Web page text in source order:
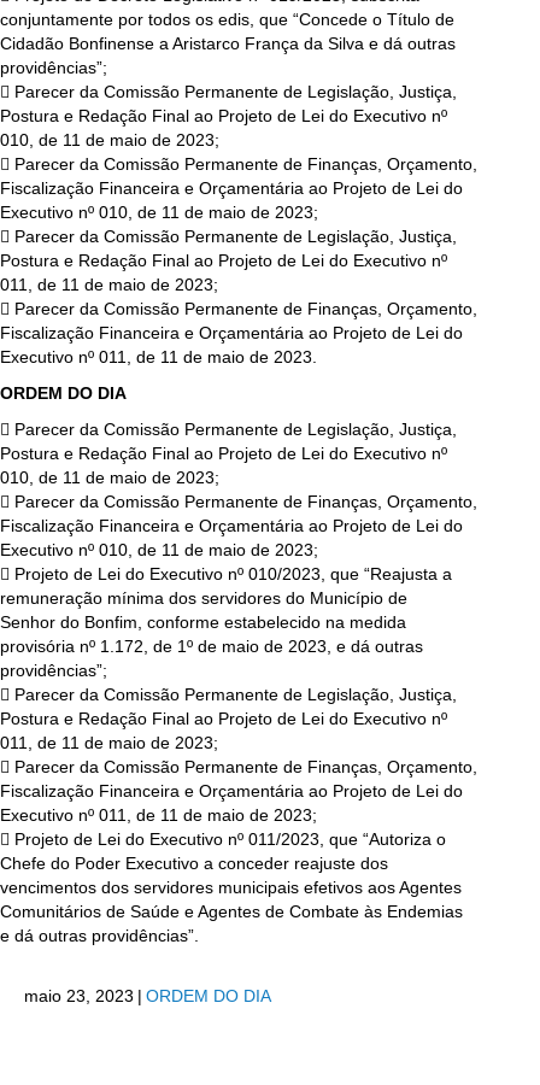
conjuntamente por todos os edis, que “Concede o Título de
Cidadão Bonfinense a Aristarco França da Silva e dá outras
providências”;
 Parecer da Comissão Permanente de Legislação, Justiça,
Postura e Redação Final ao Projeto de Lei do Executivo nº
010, de 11 de maio de 2023;
 Parecer da Comissão Permanente de Finanças, Orçamento,
Fiscalização Financeira e Orçamentária ao Projeto de Lei do
Executivo nº 010, de 11 de maio de 2023;
 Parecer da Comissão Permanente de Legislação, Justiça,
Postura e Redação Final ao Projeto de Lei do Executivo nº
011, de 11 de maio de 2023;
 Parecer da Comissão Permanente de Finanças, Orçamento,
Fiscalização Financeira e Orçamentária ao Projeto de Lei do
Executivo nº 011, de 11 de maio de 2023.
ORDEM DO DIA
 Parecer da Comissão Permanente de Legislação, Justiça,
Postura e Redação Final ao Projeto de Lei do Executivo nº
010, de 11 de maio de 2023;
 Parecer da Comissão Permanente de Finanças, Orçamento,
Fiscalização Financeira e Orçamentária ao Projeto de Lei do
Executivo nº 010, de 11 de maio de 2023;
 Projeto de Lei do Executivo nº 010/2023, que “Reajusta a
remuneração mínima dos servidores do Município de
Senhor do Bonfim, conforme estabelecido na medida
provisória nº 1.172, de 1º de maio de 2023, e dá outras
providências”;
 Parecer da Comissão Permanente de Legislação, Justiça,
Postura e Redação Final ao Projeto de Lei do Executivo nº
011, de 11 de maio de 2023;
 Parecer da Comissão Permanente de Finanças, Orçamento,
Fiscalização Financeira e Orçamentária ao Projeto de Lei do
Executivo nº 011, de 11 de maio de 2023;
 Projeto de Lei do Executivo nº 011/2023, que “Autoriza o
Chefe do Poder Executivo a conceder reajuste dos
vencimentos dos servidores municipais efetivos aos Agentes
Comunitários de Saúde e Agentes de Combate às Endemias
e dá outras providências”.
maio 23, 2023 | ORDEM DO DIA